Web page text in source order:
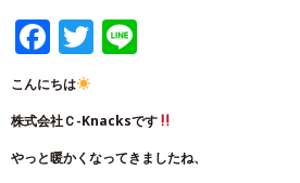
Facebook
Twitter
こんにちは
株式会社Ｃ-Knacksです
やっと暖かくなってきましたね、